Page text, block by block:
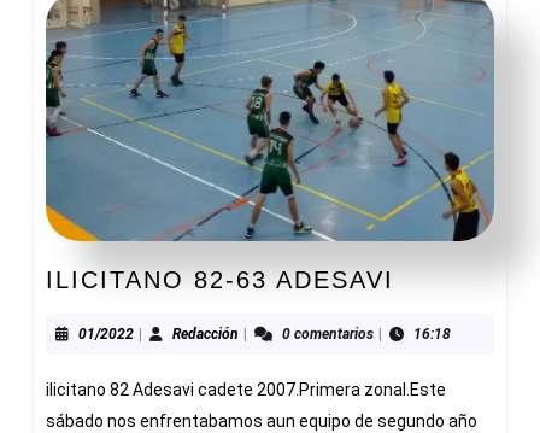
ILICITANO 82-63 ADESAVI
63
01/202201/2022Redacción Redacción0 comentarios 16:18
ilicitano 82 Adesavi cadete 2007.Primera zonal.Este
sábado nos enfrentabamos aun equipo de segundo año